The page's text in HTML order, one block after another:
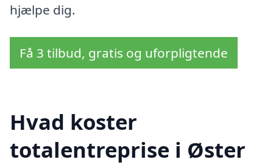
hjælpe dig.
Få 3 tilbud, gratis og uforpligtende
Hvad koster
totalentreprise i Øster